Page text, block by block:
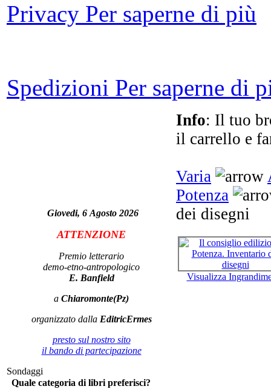
Privacy Per saperne di più
Spedizioni Per saperne di
Giovedi, 6 Agosto 2026
ATTENZIONE
Premio letterario
demo-etno-antropologico
E. Banfield
a Chiaromonte(Pz)
organizzato dalla EditricErmes
presto sul nostro sito
il bando di partecipazione
Sondaggi
Quale categoria di libri preferisci?
Info: Il tuo
il carrello e
Varia
Potenza
dei disegni
Visualizza